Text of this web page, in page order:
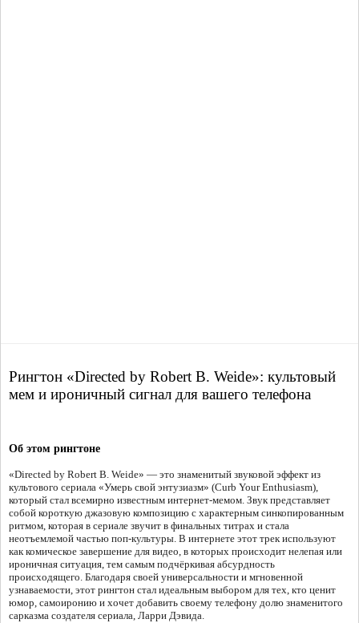
Рингтон «Directed by Robert B. Weide»: культовый
мем и ироничный сигнал для вашего телефона
Об этом рингтоне
«Directed by Robert B. Weide» — это знаменитый звуковой эффект из
культового сериала «Умерь свой энтузиазм» (Curb Your Enthusiasm),
который стал всемирно известным интернет-мемом. Звук представляет
собой короткую джазовую композицию с характерным синкопированным
ритмом, которая в сериале звучит в финальных титрах и стала
неотъемлемой частью поп-культуры. В интернете этот трек используют
как комическое завершение для видео, в которых происходит нелепая или
ироничная ситуация, тем самым подчёркивая абсурдность
происходящего. Благодаря своей универсальности и мгновенной
узнаваемости, этот рингтон стал идеальным выбором для тех, кто ценит
юмор, самоиронию и хочет добавить своему телефону долю знаменитого
сарказма создателя сериала, Ларри Дэвида.